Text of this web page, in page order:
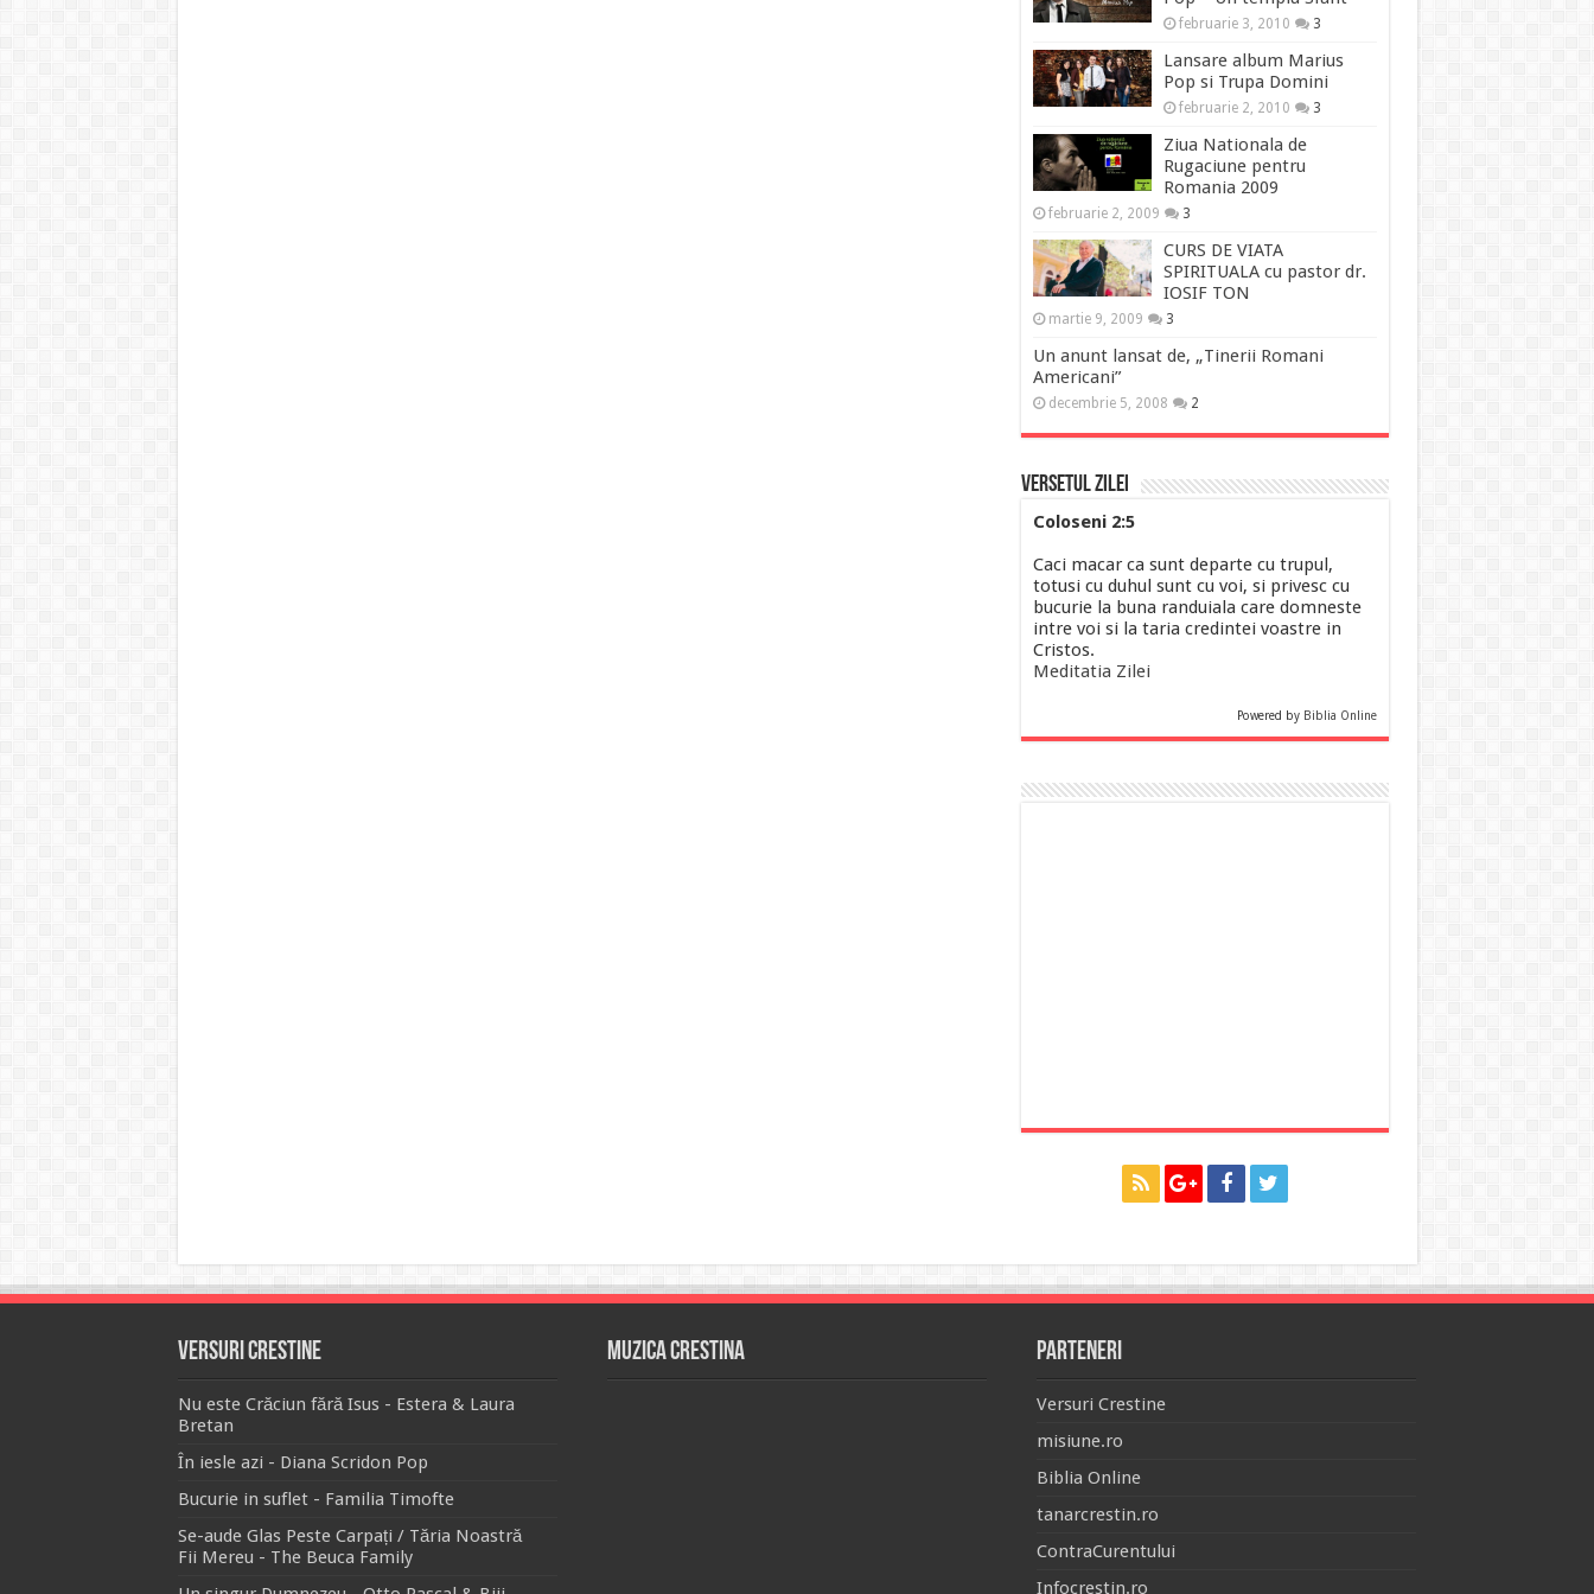
februarie 3, 2010 3
Lansare album Marius
Pop si Trupa Domini
februarie 2, 2010 3
Ziua Nationala de
Rugaciune pentru
Romania 2009
februarie 2, 2009 3
CURS DE VIATA
SPIRITUALA cu pastor dr.
IOSIF TON
martie 9, 2009 3
Un anunt lansat de, „Tinerii Romani
Americani”
decembrie 5, 2008 2
Versetul Zilei
Coloseni 2:5
Caci macar ca sunt departe cu trupul,
totusi cu duhul sunt cu voi, si privesc cu
bucurie la buna randuiala care domneste
intre voi si la taria credintei voastre in
Cristos.
Meditatia Zilei
Powered by Biblia Online
Versuri Crestine
Nu este Crăciun fără Isus - Estera & Laura
Bretan
În iesle azi - Diana Scridon Pop
Bucurie in suflet - Familia Timofte
Se-aude Glas Peste Carpați / Tăria Noastră
Fii Mereu - The Beuca Family
Muzica Crestina Parteneri
Versuri Crestine
misiune.ro
Biblia Online
tanarcrestin.ro
ContraCurentului
Infocrestin.ro